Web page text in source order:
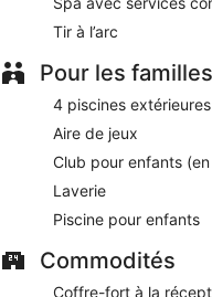
Tir à l’arc
Pour les familles
4 piscines extérieures
Aire de jeux
Club pour enfants
Laverie
Piscine pour enfants
Commodités
Coffre-fort à la